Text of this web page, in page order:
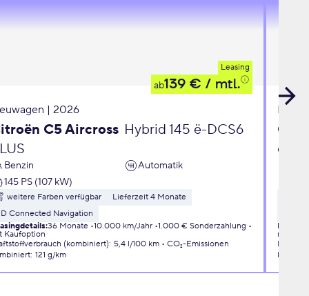
Leasing
ab139 € / mtl.
| 2026
C5 Aircross Hybrid 145 ë-DCS6
Benzin
Automatik
145 PS (107 kW)
weitere Farben verfügbar
Lieferzeit 4 Monate
Connected Navigation
:36 Monate 10.000 km/Jahr 1.000 € Sonderzahlung
Kaufoption
(kombiniert): 5,4 l/100 km
CO₂-Emissionen
: 121 g/km
mit